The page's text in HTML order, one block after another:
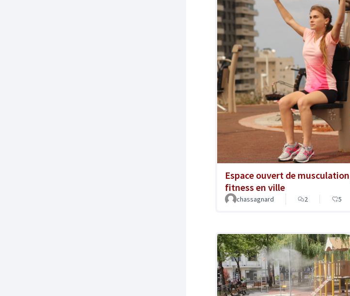
Espace ouvert de
fitness en ville
chassagnard 2 5